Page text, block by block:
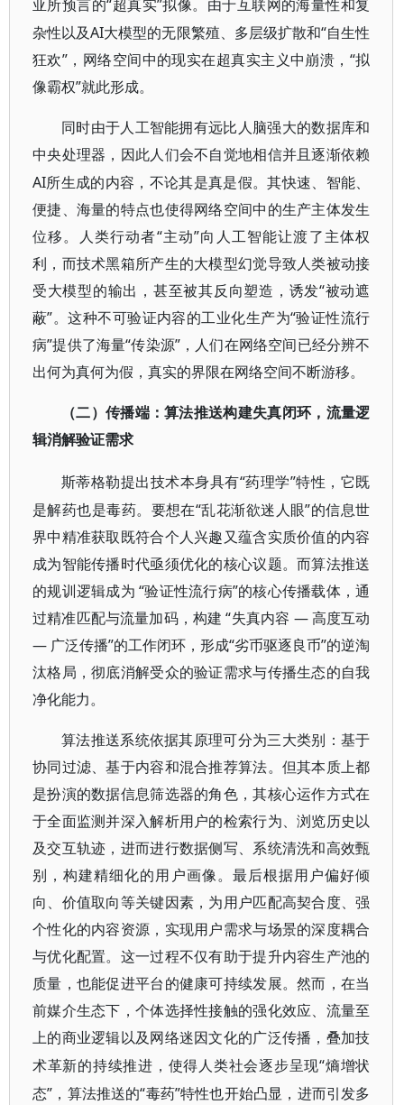
亚所预言的“超真实”拟像。由于互联网的海量性和复
杂性以及AI大模型的无限繁殖、多层级扩散和“自生性
狂欢”，网络空间中的现实在超真实主义中崩溃，“拟
像霸权”就此形成。
同时由于人工智能拥有远比人脑强大的数据库和
中央处理器，因此人们会不自觉地相信并且逐渐依赖
AI所生成的内容，不论其是真是假。其快速、智能、
便捷、海量的特点也使得网络空间中的生产主体发生
位移。人类行动者“主动”向人工智能让渡了主体权
利，而技术黑箱所产生的大模型幻觉导致人类被动接
受大模型的输出，甚至被其反向塑造，诱发“被动遮
蔽”。这种不可验证内容的工业化生产为“验证性流行
病”提供了海量“传染源”，人们在网络空间已经分辨不
出何为真何为假，真实的界限在网络空间不断游移。
（二）传播端：算法推送构建失真闭环，流量逻
辑消解验证需求
斯蒂格勒提出技术本身具有“药理学”特性，它既
是解药也是毒药。要想在“乱花渐欲迷人眼”的信息世
界中精准获取既符合个人兴趣又蕴含实质价值的内容
成为智能传播时代亟须优化的核心议题。而算法推送
的规训逻辑成为 “验证性流行病”的核心传播载体，通
过精准匹配与流量加码，构建 “失真内容 — 高度互动
— 广泛传播”的工作闭环，形成“劣币驱逐良币”的逆淘
汰格局，彻底消解受众的验证需求与传播生态的自我
净化能力。
算法推送系统依据其原理可分为三大类别：基于
协同过滤、基于内容和混合推荐算法。但其本质上都
是扮演的数据信息筛选器的角色，其核心运作方式在
于全面监测并深入解析用户的检索行为、浏览历史以
及交互轨迹，进而进行数据侧写、系统清洗和高效甄
别，构建精细化的用户画像。最后根据用户偏好倾
向、价值取向等关键因素，为用户匹配高契合度、强
个性化的内容资源，实现用户需求与场景的深度耦合
与优化配置。这一过程不仅有助于提升内容生产池的
质量，也能促进平台的健康可持续发展。然而，在当
前媒介生态下，个体选择性接触的强化效应、流量至
上的商业逻辑以及网络迷因文化的广泛传播，叠加技
术革新的持续推进，使得人类社会逐步呈现“熵增状
态”，算法推送的“毒药”特性也开始凸显，进而引发多